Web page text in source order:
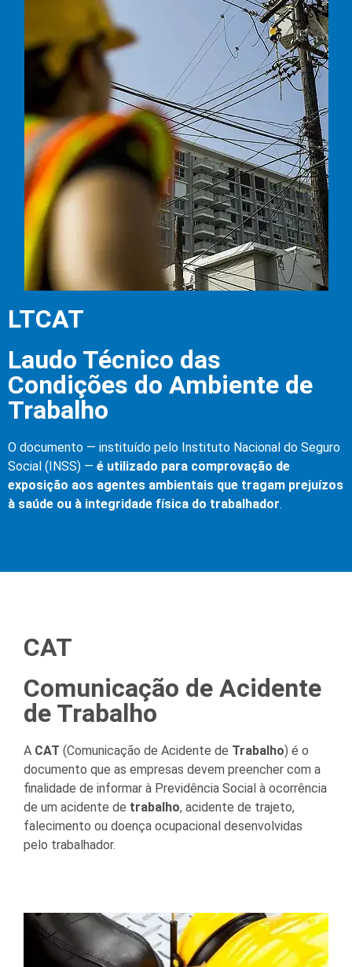
LTCAT
Laudo Técnico das
Condições do Ambiente de
Trabalho
O documento — instituído pelo Instituto Nacional do Seguro
Social (INSS) — é utilizado para comprovação de
exposição aos agentes ambientais que tragam prejuízos
à saúde ou à integridade física do trabalhador.
CAT
Comunicação de Acidente
de Trabalho
A CAT (Comunicação de Acidente de Trabalho) é o
documento que as empresas devem preencher com a
finalidade de informar à Previdência Social à ocorrência
de um acidente de trabalho, acidente de trajeto,
falecimento ou doença ocupacional desenvolvidas
pelo trabalhador.